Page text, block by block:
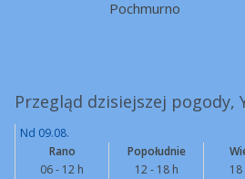
Pochmurno
Przegląd dzisiejszej pogody,
Nd 09.08.
Rano
06 - 12 h
Popołudnie
12 - 18 h
18